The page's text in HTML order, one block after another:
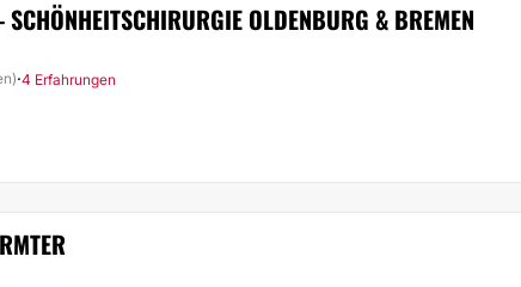
OLDENBURG & BREMEN
·4 Erfahrungen